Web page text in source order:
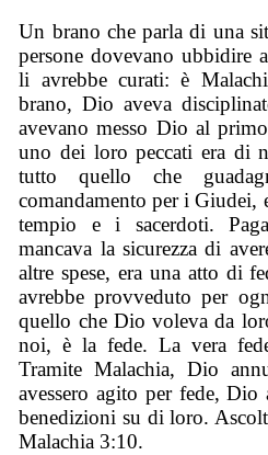
Un brano che parla di una
persone dovevano ubbidire
li avrebbe curati: è
brano, Dio aveva
avevano messo Dio al
uno dei loro peccati era di
tutto quello che
comandamento per i Giudei,
tempio e i sacerdoti.
mancava la sicurezza di
altre spese, era una atto di
avrebbe provveduto per
quello che Dio voleva da
noi, è la fede. La vera
Tramite Malachia, Dio
avessero agito per fede, Dio
benedizioni su di loro.
Malachia 3:10.